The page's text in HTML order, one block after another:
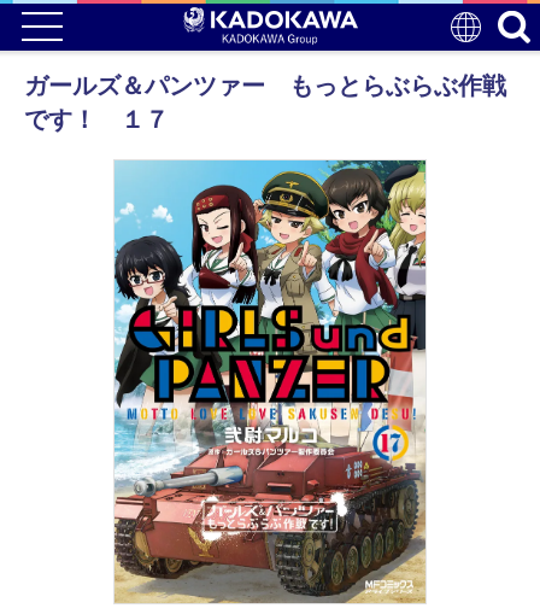
ガールズ＆パンツァー もっとらぶらぶ作戦
です！ １７